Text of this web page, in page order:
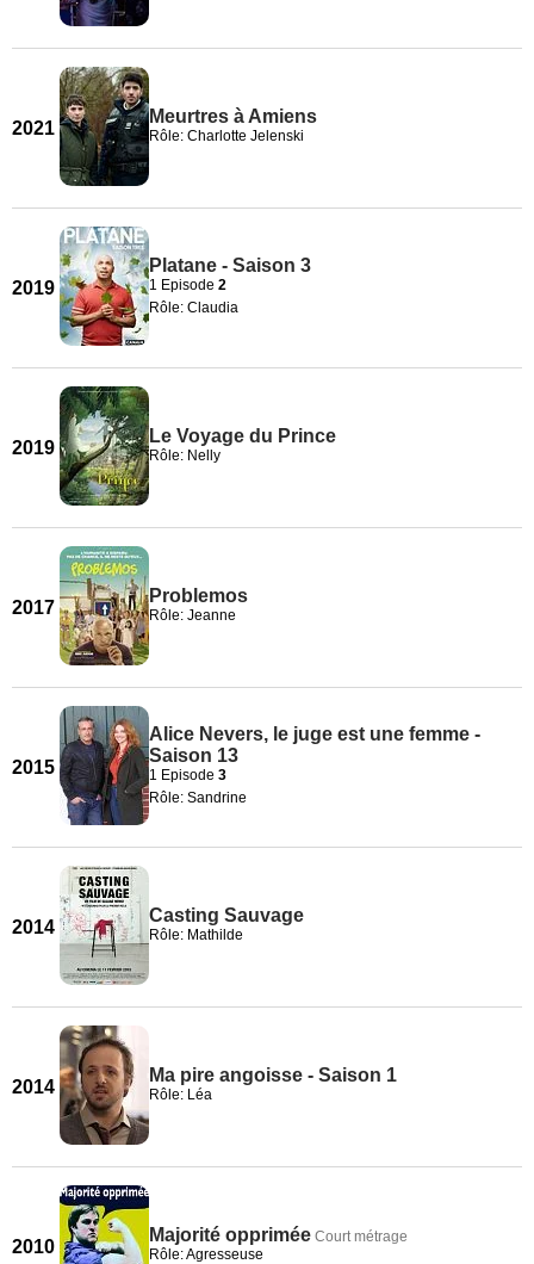
2021
Meurtres à Amiens
Rôle: Charlotte Jelenski
2019
Platane - Saison 3
1 Episode 2
Rôle: Claudia
2019
Le Voyage du Prince
Rôle: Nelly
2017
Problemos
Rôle: Jeanne
2015
Alice Nevers, le juge est une femme -
Saison 13
1 Episode 3
Rôle: Sandrine
2014
Casting Sauvage
Rôle: Mathilde
2014
Ma pire angoisse - Saison 1
Rôle: Léa
2010
Majorité opprimée Court métrage
Rôle: Agresseuse